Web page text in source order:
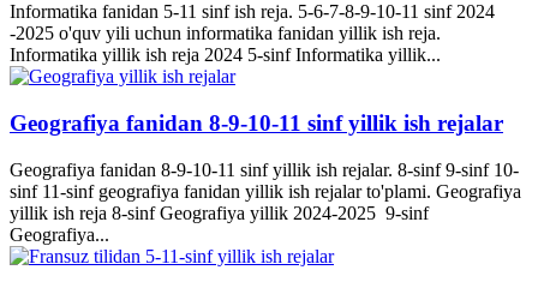
Informatika fanidan 5-11 sinf ish reja. 5-6-7-8-9-10-11 sinf 2024
-2025 o'quv yili uchun informatika fanidan yillik ish reja.
Informatika yillik ish reja 2024 5-sinf Informatika yillik...
Geografiya fanidan 8-9-10-11 sinf yillik ish rejalar
Geografiya fanidan 8-9-10-11 sinf yillik ish rejalar. 8-sinf 9-sinf 10-
sinf 11-sinf geografiya fanidan yillik ish rejalar to'plami. Geografiya
yillik ish reja 8-sinf Geografiya yillik 2024-2025 9-sinf
Geografiya...